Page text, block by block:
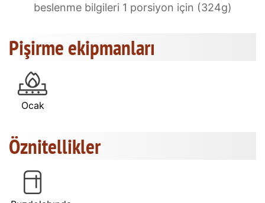
beslenme bilgileri 1 porsiyon için (324g)
Pişirme ekipmanları
Ocak
Öznitellikler